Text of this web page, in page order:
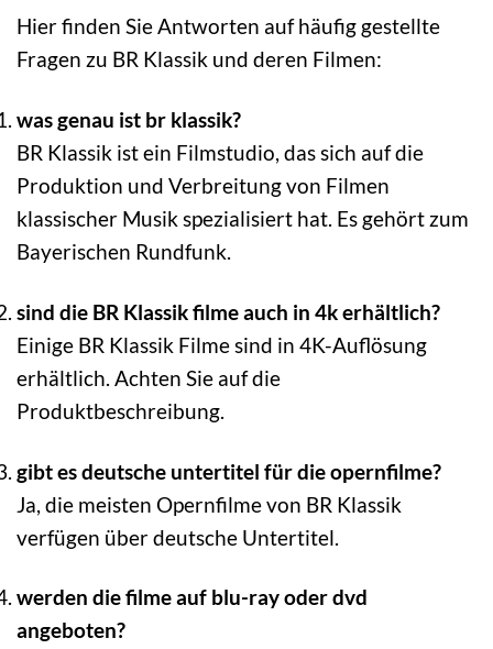
Hier finden Sie Antworten auf häufig gestellte
Fragen zu BR Klassik und deren Filmen:
was genau ist br klassik?
BR Klassik ist ein Filmstudio, das sich auf die
Produktion und Verbreitung von Filmen
klassischer Musik spezialisiert hat. Es gehört zum
Bayerischen Rundfunk.
sind die BR Klassik filme auch in 4k erhältlich?
Einige BR Klassik Filme sind in 4K-Auflösung
erhältlich. Achten Sie auf die
Produktbeschreibung.
gibt es deutsche untertitel für die opernfilme?
Ja, die meisten Opernfilme von BR Klassik
verfügen über deutsche Untertitel.
werden die filme auf blu-ray oder dvd
angeboten?